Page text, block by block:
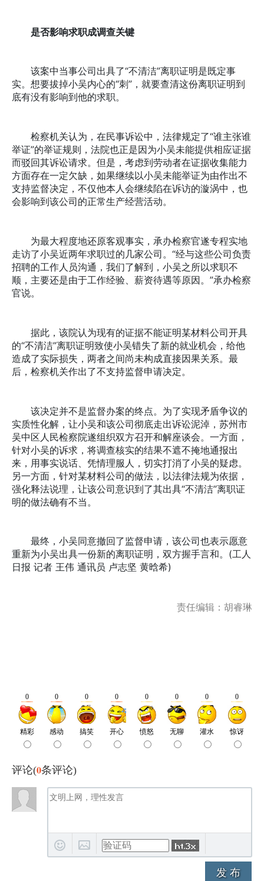
是否影响求职成调查关键
该案中当事公司出具了“不清洁”离职证明是既定事
实。想要拔掉小吴内心的“刺”，就要查清这份离职证明到
底有没有影响到他的求职。
检察机关认为，在民事诉讼中，法律规定了“谁主张谁
举证”的举证规则，法院也正是因为小吴未能提供相应证据
而驳回其诉讼请求。但是，考虑到劳动者在证据收集能力
方面存在一定欠缺，如果继续以小吴未能举证为由作出不
支持监督决定，不仅他本人会继续陷在诉访的漩涡中，也
会影响到该公司的正常生产经营活动。
为最大程度地还原客观事实，承办检察官遂专程实地
走访了小吴近两年求职过的几家公司。“经与这些公司负责
招聘的工作人员沟通，我们了解到，小吴之所以求职不
顺，主要还是由于工作经验、薪资待遇等原因。”承办检察
官说。
据此，该院认为现有的证据不能证明某材料公司开具
的“不清洁”离职证明致使小吴错失了新的就业机会，给他
造成了实际损失，两者之间尚未构成直接因果关系。最
后，检察机关作出了不支持监督申请决定。
该决定并不是监督办案的终点。为了实现矛盾争议的
实质性化解，让小吴和该公司彻底走出诉讼泥淖，苏州市
吴中区人民检察院遂组织双方召开和解座谈会。一方面，
针对小吴的诉求，将调查核实的结果不遮不掩地通报出
来，用事实说话、凭情理服人，切实打消了小吴的疑虑。
另一方面，针对某材料公司的做法，以法律法规为依据，
强化释法说理，让该公司意识到了其出具“不清洁”离职证
明的做法确有不当。
最终，小吴同意撤回了监督申请，该公司也表示愿意
重新为小吴出具一份新的离职证明，双方握手言和。(工人
日报 记者 王伟 通讯员 卢志坚 黄晗希)
责任编辑：胡睿琳
评论(0条评论)
发 布